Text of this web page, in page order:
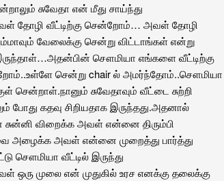
சுவேதா என் மீது சாய்ந்து
தோழி வீட்டிற்கு சென்றோம்… அவள் தோழி
வேலைக்கு சென்று விட்டாங்கள் என்று
சௌமியா எங்களை வீட்டிற்கு
சென்று chair ல் அமர்ந்தோம்..சௌமியா
சுவேதாவும் வீட்டை சுற்றி
கதவு சிறியதாக இருந்தது‌.அதனால்
சுன்னி விறைக்க அவள் என்னை திரும்பி
அழைக்க அவள் என்னை முறைத்து பார்த்து
சௌமியா வீட்டில் இருந்து
ஒரு முலை என் முதுகில் உரச எனக்கு தலைக்கு